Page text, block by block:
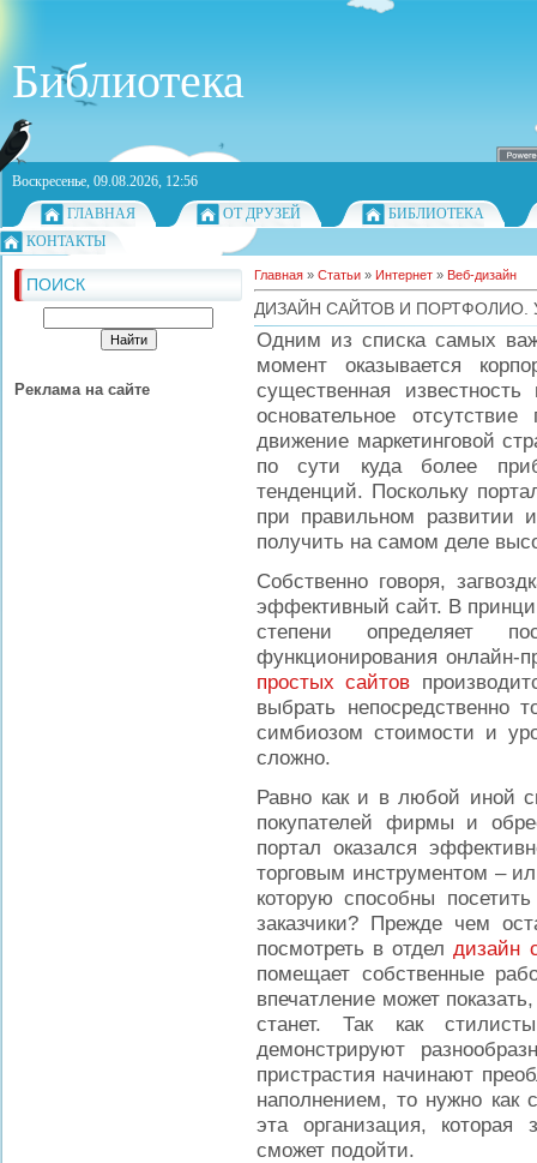
Библиотека
Воскресенье, 09.08.2026, 12:56
ГЛАВНАЯ
ОТ ДРУЗЕЙ
БИБЛИОТЕКА
КОНТАКТЫ
ПОИСК
Реклама на сайте
Главная » Статьи » Интернет » Веб-дизайн
ДИЗАЙН САЙТОВ И
Одним из списка самых
момент оказывается
существенная известность
основательное
движение маркетинговой
по сути куда более
тенденций. Поскольку
при правильном развитии
получить на самом деле
Собственно говоря,
эффективный сайт. В
степени определяет
функционирования онлайн-
простых сайтов
выбрать непосредственно
симбиозом стоимости и
сложно.
Равно как и в любой иной
покупателей фирмы и
портал оказался
торговым инструментом –
которую способны
заказчики? Прежде чем
посмотреть в отделдизайн
помещает собственные
впечатление может
станет. Так как
демонстрируют
пристрастия начинают
наполнением, то нужно
эта организация, которая
сможет подойти.